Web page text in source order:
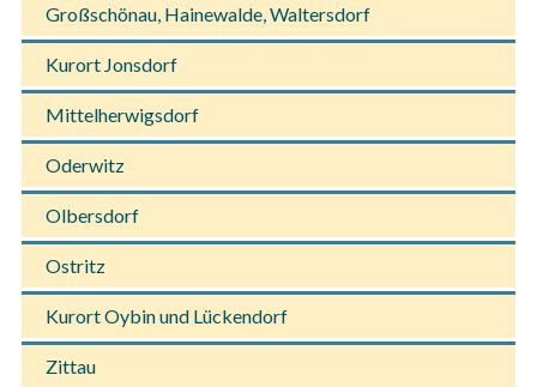
Großschönau, Hainewalde, Waltersdorf
Kurort Jonsdorf
Mittelherwigsdorf
Oderwitz
Olbersdorf
Ostritz
Kurort Oybin und Lückendorf
Zittau